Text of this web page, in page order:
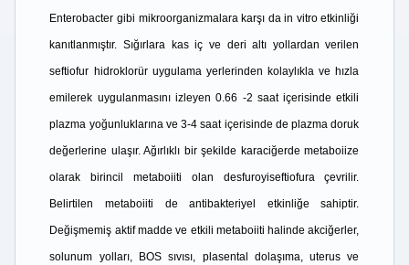
Enterobacter gibi mikroorganizmalara karşı da in vitro etkinliği
kanıtlanmıştır. Sığırlara kas iç ve deri altı yollardan verilen
seftiofur hidroklorür uygulama yerlerinden kolaylıkla ve hızla
emilerek uygulanmasını izleyen 0.66 -2 saat içerisinde etkili
plazma yoğunluklarına ve 3-4 saat içerisinde de plazma doruk
değerlerine ulaşır. Ağırlıklı bir şekilde karaciğerde metaboiize
olarak birincil metaboiiti olan desfuroyiseftiofura çevrilir.
Belirtilen metaboiiti de antibakteriyel etkinliğe sahiptir.
Değişmemiş aktif madde ve etkili metaboiiti halinde akciğerler,
solunum yolları, BOS sıvısı, plasental dolaşıma, uterus ve